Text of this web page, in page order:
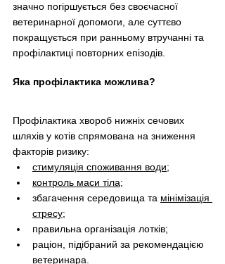
значно погіршується без своєчасної
ветеринарної допомоги, але суттєво
покращується при ранньому втручанні та
профілактиці повторних епізодів.
Яка профілактика можлива?
Профілактика хвороб нижніх сечових
шляхів у котів спрямована на зниження
факторів ризику:
стимуляція споживання води;
контроль маси тіла;
збагачення середовища та мінімізація
стресу;
правильна організація лотків;
раціон, підібраний за рекомендацією
ветеринара.